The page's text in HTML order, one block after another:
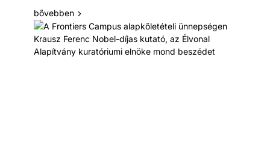
bővebben